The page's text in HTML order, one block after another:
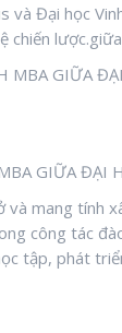
Đại học
chiến
GIỮA ĐẠI
mang tính
công tác
tập, phát